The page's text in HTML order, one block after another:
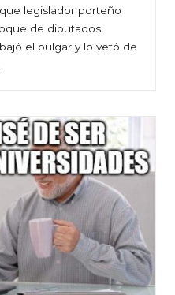
legislador porteño
de diputados
el pulgar y lo vetó de